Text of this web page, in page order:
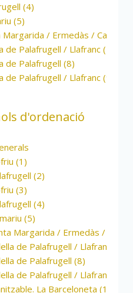
(4)
(5)
/ Ermedàs / Calella
Palafrugell / Llafranc (7)
de Palafrugell (8)
Palafrugell / Llafranc (9)
d'ordenació
(1)
(2)
(3)
(4)
(5)
Margarida / Ermedàs /
de Palafrugell / Llafranc (7)
de Palafrugell (8)
de Palafrugell / Llafranc (9)
La Barceloneta (1b3)